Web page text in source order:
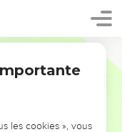
les cookies », vous